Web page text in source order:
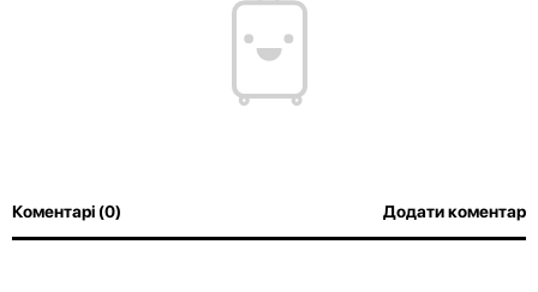
Коментарі (0) Додати коментар